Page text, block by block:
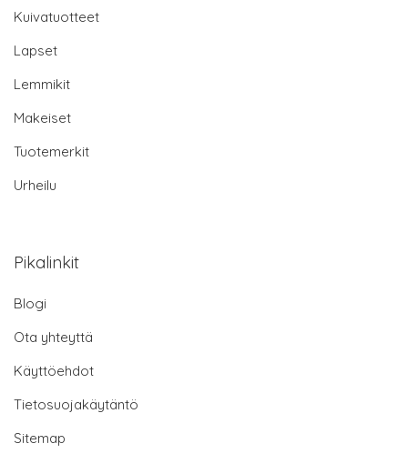
Kuivatuotteet
Lapset
Lemmikit
Makeiset
Tuotemerkit
Urheilu
Pikalinkit
Blogi
Ota yhteyttä
Käyttöehdot
Tietosuojakäytäntö
Sitemap